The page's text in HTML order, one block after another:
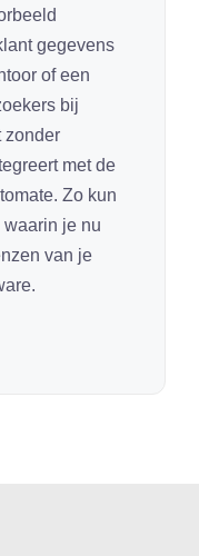
gegevens
of een
bij
zonder
met de
Zo kun
je nu
van je